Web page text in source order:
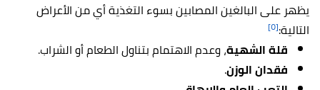
يظهر على البالغين المصابين بسوء التغذية أي من الأعراض
التالية:[٥]
قلة الشهية، وعدم الاهتمام بتناول الطعام أو الشراب.
فقدان الوزن.